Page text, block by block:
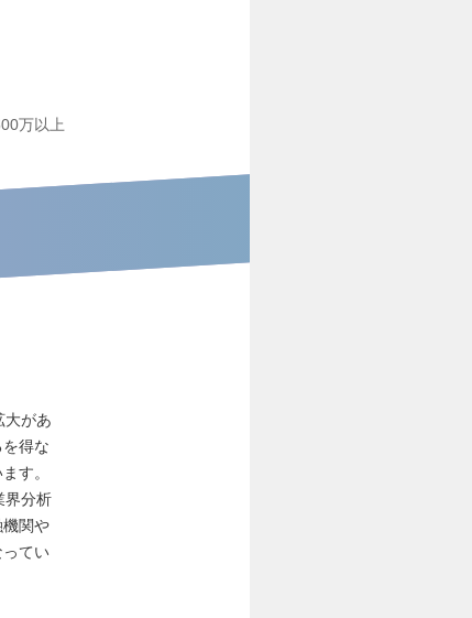
万以上
大があ
得な
す。
界分析
関や
てい